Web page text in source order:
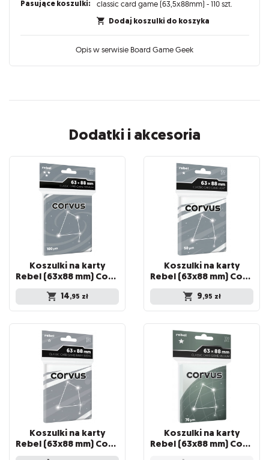
Pasujące koszulki: classic card game (63,5x88mm) - 110 szt.
Dodaj koszulki do koszyka
Opis w serwisie Board Game Geek
Dodatki i akcesoria
Koszulki na karty
Rebel (63x88 mm) Corvus Premium, 100 sztuk
14,95 zł
Koszulki na karty
Rebel (63x88 mm) Corvus Light, 100 sztuk
9,95 zł
Koszulki na karty
Rebel (63x88 mm) Corvus Inner Sleeve Light, 100 sztuk
Koszulki na karty
Rebel (63x88 mm) Corvus Medium, 100 sztuk